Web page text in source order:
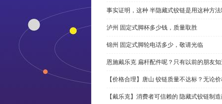
事实证明，这种 半隐藏式铰链是用这种方
泸州 固定式脚杯多少钱，质量取胜
锦州 固定式脚轮电话多少，敬请光临
恩施戴乐克 扁杆配件呢？只有以前的朋友
【价格合理】唐山 铰链质量不达标？无论
【戴乐克】消费者可信赖的 隐藏式铰链制